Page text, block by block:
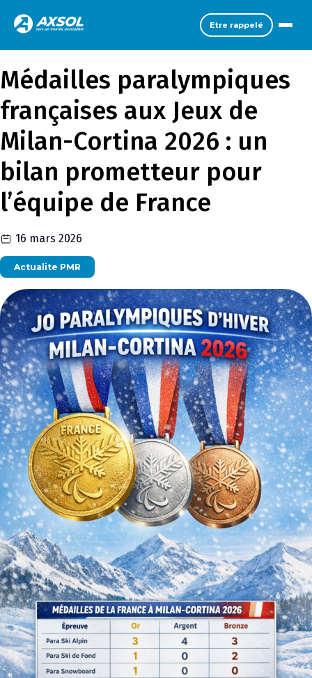
Etre rappelé
Médailles paralympiques
françaises aux Jeux de
Milan-Cortina 2026 : un
bilan prometteur pour
l’équipe de France
16 mars 2026
Actualite PMR